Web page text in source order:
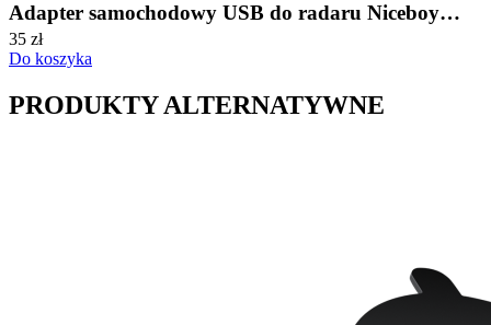
Adapter samochodowy USB do radaru Niceboy
PILOT XR
35 zł
Do koszyka
PRODUKTY ALTERNATYWNE